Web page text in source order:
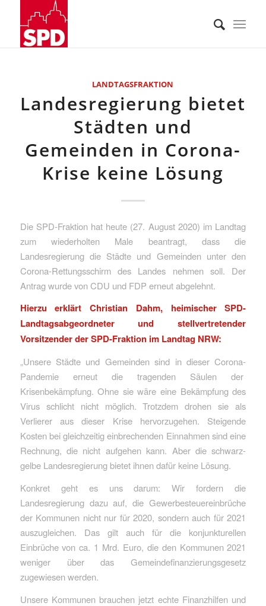
LANDTAGSFRAKTION
Landesregierung bietet
Städten und
Gemeinden in Corona-
Krise keine Lösung
Die SPD-Fraktion hat heute (27. August 2020) im Landtag
zum wiederholten Male beantragt, dass die
Landesregierung die Städte und Gemeinden unter den
Corona-Rettungsschirm des Landes nehmen soll. Der
Antrag wurde von CDU und FDP erneut abgelehnt.
Hierzu erklärt Christian Dahm, heimischer SPD-
Landtagsabgeordneter und stellvertretender
Vorsitzender der SPD-Fraktion im Landtag NRW:
„Unsere Städte und Gemeinden sind in dieser Corona-
Pandemie erneut die tragenden Säulen der
Krisenbekämpfung. Ohne sie wäre eine Bekämpfung des
Virus schlicht nicht möglich. Trotzdem drohen sie als
Verlierer aus dieser Krise hervorzugehen. Steigende
Kosten bei gleichzeitig einbrechenden Einnahmen sind eine
Rechnung, die nicht aufgehen kann. Aber die schwarz-
gelbe Landesregierung bietet ihnen dafür keine Lösung.
Konkret geht es uns darum: Wir fordern die
Landesregierung dazu auf, die Gewerbesteuereinbrüche
der Kommunen nicht nur für 2020, sondern auch für 2021
auszugleichen. Das gilt auch für die konjunkturellen
Einbrüche von ca. 1 Mrd. Euro, die den Kommunen 2021
weniger über das Gemeindefinanzierungsgesetz
zugewiesen werden.
Unsere Kommunen brauchen jetzt echte Finanzhilfen und